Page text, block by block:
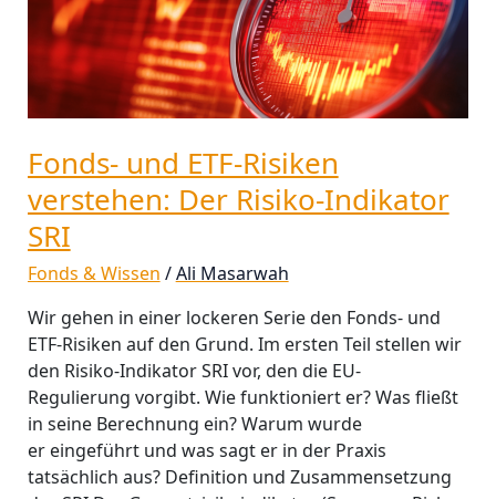
Fonds- und ETF-Risiken
verstehen: Der Risiko-Indikator
SRI
Fonds & Wissen /Ali Masarwah
Wir gehen in einer lockeren Serie den Fonds- und
ETF-Risiken auf den Grund. Im ersten Teil stellen wir
den Risiko-Indikator SRI vor, den die EU-
Regulierung vorgibt. Wie funktioniert er? Was fließt
in seine Berechnung ein? Warum wurde
er eingeführt und was sagt er in der Praxis
tatsächlich aus? Definition und Zusammensetzung
verstehen:
Der
Risiko-
Indikator
SRI